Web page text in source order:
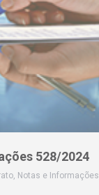
528/2024
, Notas e Informações